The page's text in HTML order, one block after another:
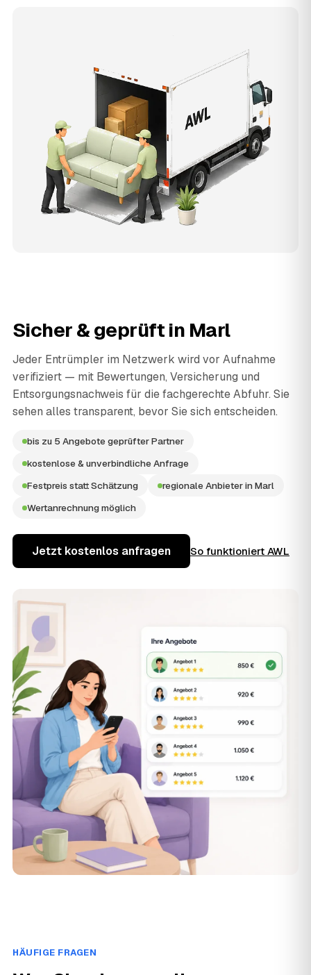
Sicher & geprüft in Marl
Jeder Entrümpler im Netzwerk wird vor Aufnahme
verifiziert — mit Bewertungen, Versicherung und
Entsorgungsnachweis für die fachgerechte Abfuhr. Sie
sehen alles transparent, bevor Sie sich entscheiden.
bis zu 5 Angebote geprüfter Partner
kostenlose & unverbindliche Anfrage
Festpreis statt Schätzung
regionale Anbieter in Marl
Wertanrechnung möglich
Jetzt kostenlos anfragen So funktioniert AWL
HÄUFIGE FRAGEN